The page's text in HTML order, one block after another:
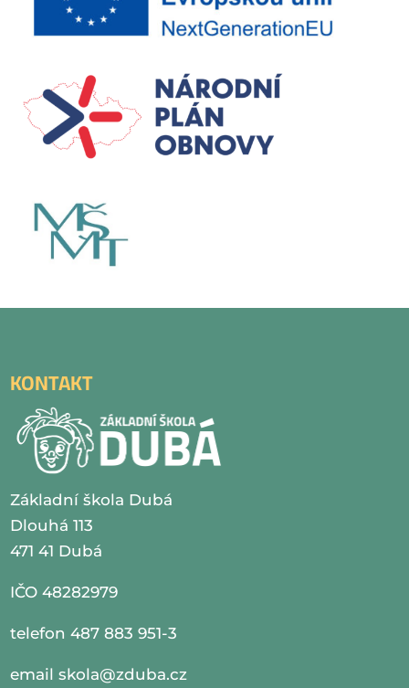
KONTAKT
Základní škola Dubá
Dlouhá 113
471 41 Dubá
IČO 48282979
telefon 487 883 951-3
emailskola@zduba.cz